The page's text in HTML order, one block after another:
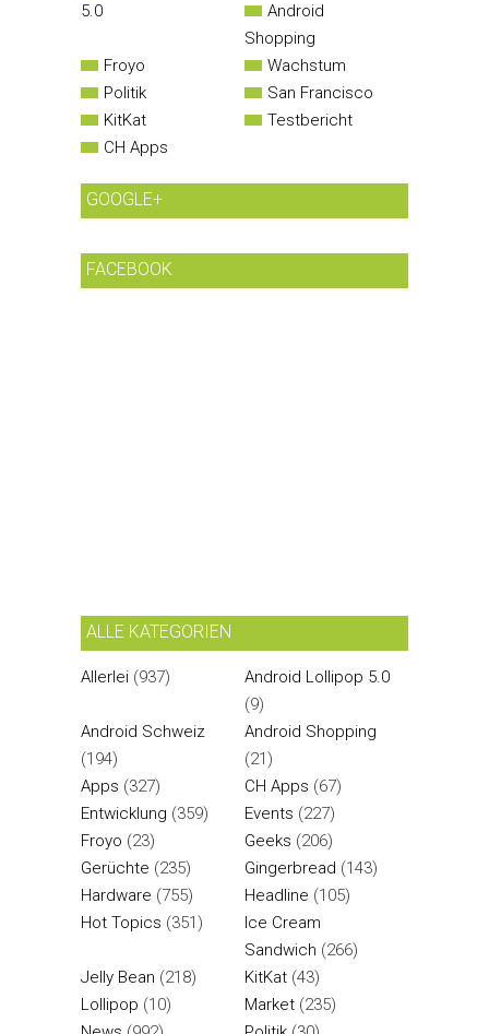
5.0
Android
Shopping
Froyo
Wachstum
Politik
San Francisco
KitKat
Testbericht
CH Apps
GOOGLE+
FACEBOOK
ALLE KATEGORIEN
Allerlei (937)
Android Lollipop 5.0
(9)
Android Schweiz
(194)
Android Shopping
(21)
Apps (327) CH Apps (67)
Entwicklung (359) Events (227)
Froyo (23) Geeks (206)
Gerüchte (235) Gingerbread (143)
Hardware (755) Headline (105)
Hot Topics (351)
Ice Cream
Sandwich (266)
Jelly Bean (218) KitKat (43)
Lollipop (10) Market (235)